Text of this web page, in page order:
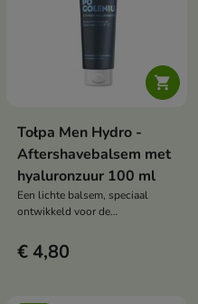

Tołpa Men Hydro -
Aftershavebalsem met
hyaluronzuur 100 ml
Een lichte balsem, speciaal
ontwikkeld voor de
het scheren.
€ 4,80